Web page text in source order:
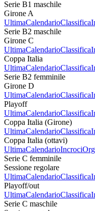
Serie B1 maschile
Girone A
UltimaCalendarioClassifica
Serie B2 maschile
Girone C
UltimaCalendarioClassifica
Coppa Italia
UltimaCalendarioClassifica
Serie B2 femminile
Girone D
UltimaCalendarioClassifica
Playoff
UltimaCalendarioClassifica
Coppa Italia (Girone)
UltimaCalendarioClassifica
Coppa Italia (ottavi)
UltimaCalendarioIncroci
Serie C femminile
Sessione regolare
UltimaCalendarioClassifica
Playoff/out
UltimaCalendarioClassifica
Serie C maschile